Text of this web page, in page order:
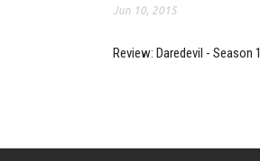
Jun 10, 2015
Review: Daredevil - Season 1